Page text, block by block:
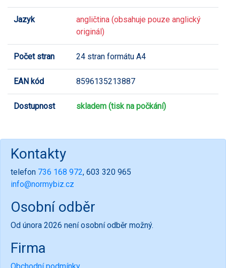
Jazyk
angličtina (obsahuje pouze anglický
originál)
Počet stran 24 stran formátu A4
EAN kód 8596135213887
Dostupnost skladem (tisk na počkání)
Kontakty
telefon 736 168 972, 603 320 965
info@normybiz.cz
Osobní odběr
Od února 2026 není osobní odběr možný.
Firma
Obchodní podmínky